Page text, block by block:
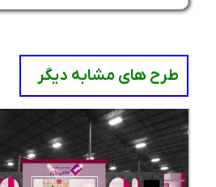
طرح های مشابه دیگر